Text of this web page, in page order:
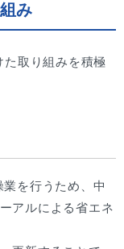
み
取り組みを積極
を行うため、中
アルによる省エネ